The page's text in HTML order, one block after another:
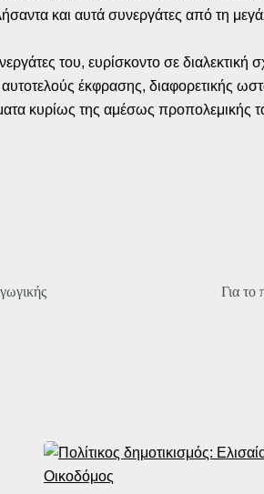
και αυτά συνεργάτες από τη
του, ευρίσκοντο σε
έκφρασης, διαφορετικής
κυρίως της αμέσως προπολεμικής
Για το